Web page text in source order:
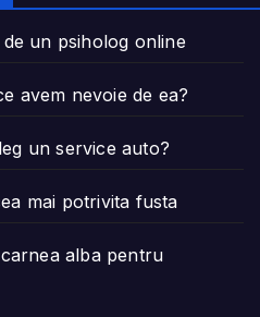
un psiholog online
avem nevoie de ea?
un service auto?
mai potrivita fusta
alba pentru